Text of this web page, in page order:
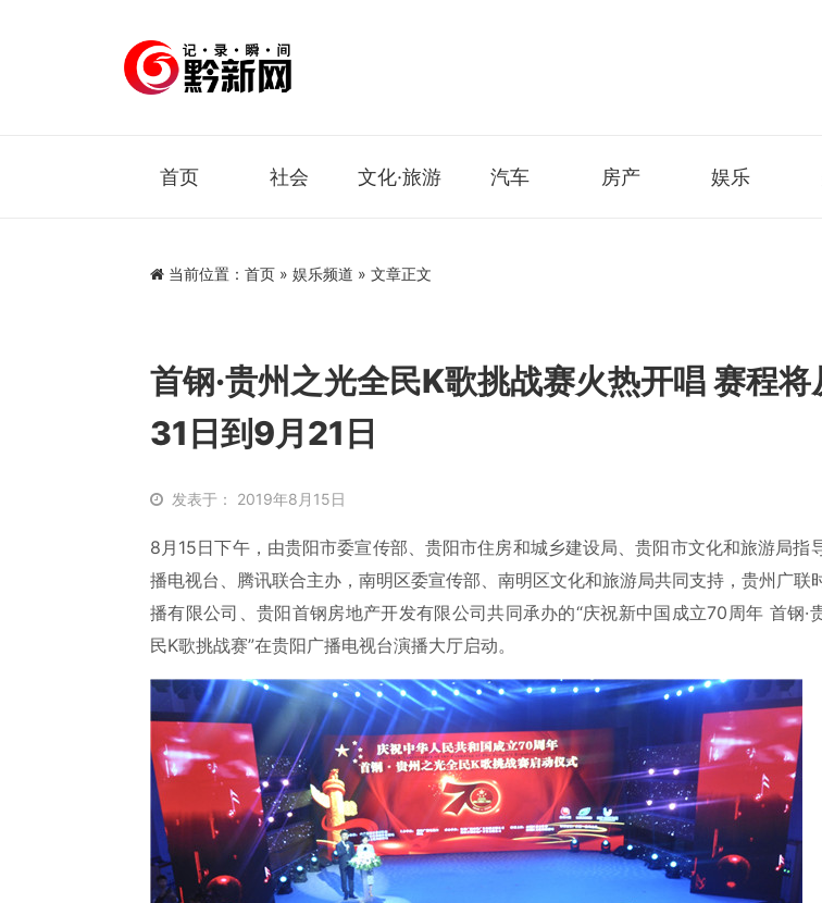
首页 社会 文化·旅游 汽车 房产 娱乐
当前位置： 首页 » 娱乐频道 » 文章正文
首钢·贵州之光全民K歌挑战赛火热开唱 赛程将
31日到9月21日
发表于： 2019年8月15日
8月15日下午，由贵阳市委宣传部、贵阳市住房和城乡建设局、贵阳市文化和旅游局指
播电视台、腾讯联合主办，南明区委宣传部、南明区文化和旅游局共同支持，贵州广联
播有限公司、贵阳首钢房地产开发有限公司共同承办的“庆祝新中国成立70周年 首钢·
民K歌挑战赛”在贵阳广播电视台演播大厅启动。